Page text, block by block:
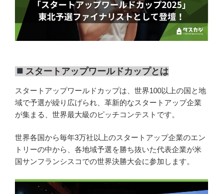
スタートアップワールドカップとは
スタートアップワールドカップは、世界100以上の国と地
域で予選が繰り広げられ、革新的なスタートアップ企業
が集まる、世界最大級のピッチコンテストです。
世界各国から毎年3万社以上のスタートアップ企業のエン
トリーの中から、各地域予選を勝ち抜いた代表企業が米
国サンフランシスコでの世界決勝大会に参加します。